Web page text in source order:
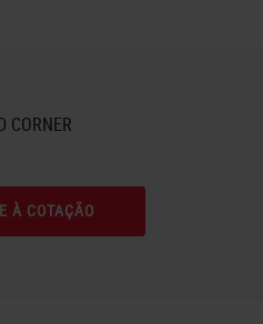
CORNER
À COTAÇÃO